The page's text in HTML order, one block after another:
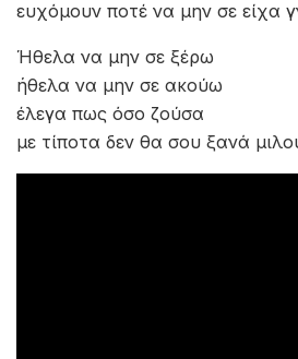
ευχόμουν ποτέ να μην σε είχα
Ήθελα να μην σε ξέρω
ήθελα να μην σε ακούω
έλεγα πως όσο ζούσα
με τίποτα δεν θα σου ξανά